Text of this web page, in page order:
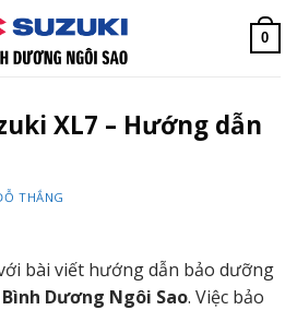
0
XL7 – Hướng dẫn
THẮNG
bài viết hướng dẫn bảo dưỡng
Dương Ngôi Sao. Việc bảo